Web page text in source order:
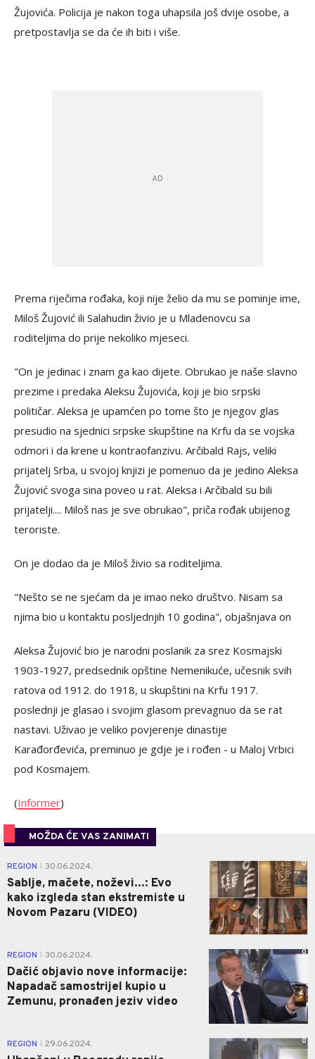
Žujovića. Policija je nakon toga uhapsila još dvije osobe, a
pretpostavlja se da će ih biti i više.
Prema riječima rođaka, koji nije želio da mu se pominje ime,
Miloš Žujović ili Salahudin živio je u Mladenovcu sa
roditeljima do prije nekoliko mjeseci.
"On je jedinac i znam ga kao dijete. Obrukao je naše slavno
prezime i predaka Aleksu Žujovića, koji je bio srpski
političar. Aleksa je upamćen po tome što je njegov glas
presudio na sjednici srpske skupštine na Krfu da se vojska
odmori i da krene u kontraofanzivu. Arčibald Rajs, veliki
prijatelj Srba, u svojoj knjizi je pomenuo da je jedino Aleksa
Žujović svoga sina poveo u rat. Aleksa i Arčibald su bili
prijatelji.... Miloš nas je sve obrukao", priča rođak ubijenog
teroriste.
On je dodao da je Miloš živio sa roditeljima.
"Nešto se ne sjećam da je imao neko društvo. Nisam sa
njima bio u kontaktu posljednjih 10 godina", objašnjava on
Aleksa Žujović bio je narodni poslanik za srez Kosmajski
1903-1927, predsednik opštine Nemenikuće, učesnik svih
ratova od 1912. do 1918, u skupštini na Krfu 1917.
poslednji je glasao i svojim glasom prevagnuo da se rat
nastavi. Uživao je veliko povjerenje dinastije
Karađorđevića, preminuo je gdje je i rođen - u Maloj Vrbici
pod Kosmajem.
(Informer)
MOŽDA ĆE VAS ZANIMATI
REGION 30.06.2024.
Sablje, mačete, noževi...: Evo
kako izgleda stan ekstremiste u
Novom Pazaru (VIDEO)
0
REGION 30.06.2024.
Dačić objavio nove informacije:
Napadač samostrijel kupio u
Zemunu, pronađen jeziv video
0
REGION 29.06.2024. 0